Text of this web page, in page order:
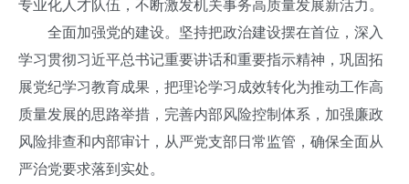
专业化人才队伍，不断激发机关事务高质量发展新活力。
全面加强党的建设。坚持把政治建设摆在首位，深入
学习贯彻习近平总书记重要讲话和重要指示精神，巩固拓
展党纪学习教育成果，把理论学习成效转化为推动工作高
质量发展的思路举措，完善内部风险控制体系，加强廉政
风险排查和内部审计，从严党支部日常监管，确保全面从
严治党要求落到实处。